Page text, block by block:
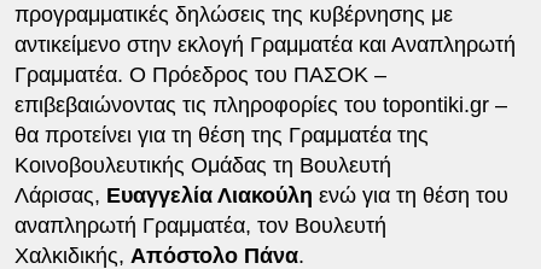
προγραμματικές δηλώσεις της κυβέρνησης με
αντικείμενο στην εκλογή Γραμματέα και Αναπληρωτή
Γραμματέα. Ο Πρόεδρος του ΠΑΣΟΚ –
επιβεβαιώνοντας τις πληροφορίες του topontiki.gr –
θα προτείνει για τη θέση της Γραμματέα της
Κοινοβουλευτικής Ομάδας τη Βουλευτή
Λάρισας, Ευαγγελία Λιακούλη ενώ για τη θέση του
αναπληρωτή Γραμματέα, τον Βουλευτή
Χαλκιδικής, Απόστολο Πάνα.